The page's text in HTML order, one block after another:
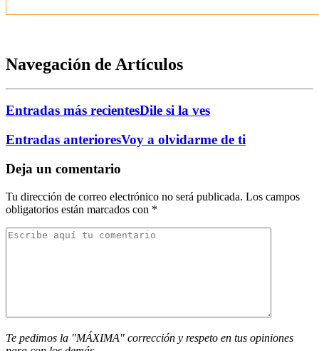
Navegación de Artículos
Entradas más recientesDile si la ves
Entradas anterioresVoy a olvidarme de ti
Deja un comentario
Tu dirección de correo electrónico no será publicada. Los campos
obligatorios están marcados con *
Te pedimos la "MÁXIMA" corrección y respeto en tus opiniones